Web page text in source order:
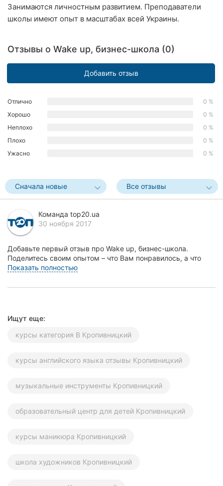
Запорожье
Львов
Рог
Николаев
Херсон
Черкассы
Черновцы
Сумы
Ивано-
Франковск
Луцк
Занимаются личностным развитием. Преподаватели
школы имеют опыт в масштабах всей Украины.
Отзывы о Wake up, бизнес-школа (0)
Добавить отзыв
Отлично
0 %
Хорошо
0 %
Неплохо
0 %
Плохо
0 %
Ужасно
0 %
Сначала новые Все отзывы
Команда top20.ua
30 ноября 2017
Добавьте первый отзыв про Wake up, бизнес-школа.
Поделитесь своим опытом – что Вам понравилось, а что
нет! Это поможет другим жителям Кропивницкого (...
Показать полностью
Ищут еще:
курсы категория В Кропивницкий
курсы английского языка отзывы Кропивницкий
музыкальные инструменты Кропивницкий
образовательный центр для детей Кропивницкий
курсы маникюра Кропивницкий
школа художников Кропивницкий